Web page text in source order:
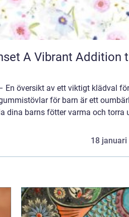
to
En översikt av ett viktigt klädval
för barn är ett
dina barns fötter varma och torra
18 januari